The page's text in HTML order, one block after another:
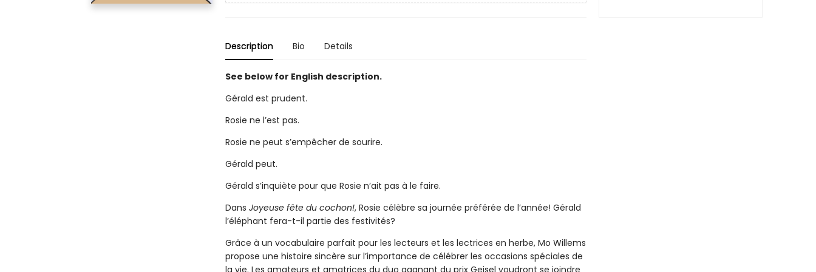
Description Bio Details
See below for English description.
Gérald est prudent.
Rosie ne l’est pas.
Rosie ne peut s’empêcher de sourire.
Gérald peut.
Gérald s’inquiète pour que Rosie n’ait pas à le faire.
Dans Joyeuse fête du cochon!, Rosie célèbre sa journée préférée de l’année! Gérald
l’éléphant fera-t-il partie des festivités?
Grâce à un vocabulaire parfait pour les lecteurs et les lectrices en herbe, Mo Willems
propose une histoire sincère sur l’importance de célébrer les occasions spéciales de
la vie. Les amateurs et amatrices du duo gagnant du prix Geisel voudront se joindre